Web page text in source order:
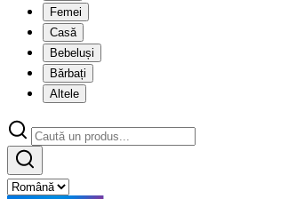
Femei
Casă
Bebeluși
Bărbați
Altele